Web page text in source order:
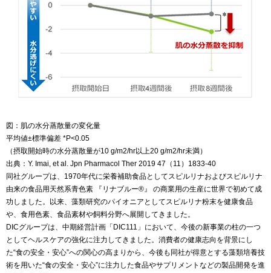
図：肌の水分蒸散量の変化量
平均値±標準偏差 *P<0.05
（摂取開始時の水分蒸散量が10 g/m2/hr以上20 g/m2/hr未満）
出典：Y. Imai, et al. Jpn Pharmacol Ther 2019 47（11）1833-40
同社グループは、1970年代に栄養補助食品としてスピルリナおよびスピルリナ
由来の食品用天然系青色素 『リナブルー®』 の商業用の生産に世界で初めて成
功しました。以来、藻類研究のパイオニアとしてスピルリナ粉末を健康食品
や、食用色素、食品素材や飼料分野へ展開してきました。
DICグループは、中期経営計画「DIC111」において、今後の新事業の柱の一つ
としてヘルスケアの強化に注力してきました。消費者の健康志向を背景にし
た“食の安全・安心”への関心の高まりから、今後も同社が得意とする藻類培養技
術を用いた“食の安全・安心”に注力した食品やサプリメントなどの製品開発を進